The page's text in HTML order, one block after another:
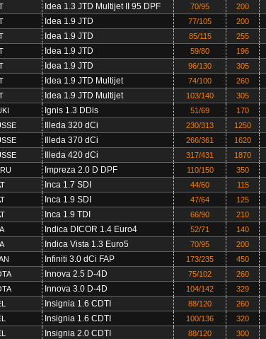
Idea 1.3 JTD Multijet II 95 DPF 70/95 200
Idea 1.9 JTD 77/105 200
Idea 1.9 JTD 85/115 255
Idea 1.9 JTD 59/80 196
Idea 1.9 JTD 96/130 305
Idea 1.9 JTD Multijet 74/100 260
Idea 1.9 JTD Multijet 103/140 305
Ignis 1.3 DDis 51/69 170
Illeda 320 dCi 230/313 1250
Illeda 370 dCi 266/361 1620
Illeda 420 dCi 317/431 1870
Impreza 2.0 D DPF 110/150 350
Inca 1.7 SDI 44/60 115
Inca 1.9 SDI 47/64 125
Inca 1.9 TDI 66/90 210
Indica DICOR 1.4 Euro4 52/71 140
Indica Vista 1.3 Euro5 70/95 200
Infiniti 3.0 dCi FAP 173/235 450
Innova 2.5 D-4D 75/102 260
Innova 3.0 D-4D 104/142 329
Insignia 1.6 CDTI 88/120 260
Insignia 1.6 CDTI 100/136 320
Insignia 2.0 CDTI 88/120 300